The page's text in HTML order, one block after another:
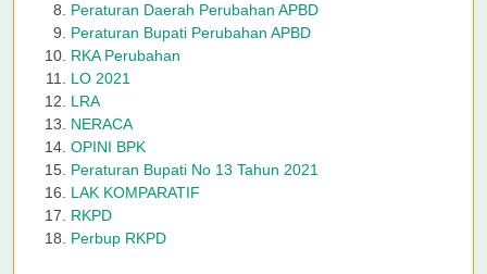
Peraturan Daerah Perubahan APBD
Peraturan Bupati Perubahan APBD
RKA Perubahan
LO 2021
LRA
NERACA
OPINI BPK
Peraturan Bupati No 13 Tahun 2021
LAK KOMPARATIF
RKPD
Perbup RKPD